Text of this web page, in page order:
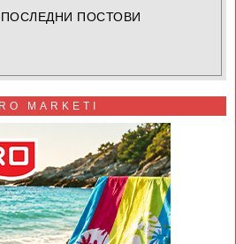
ПОСЛЕДНИ ПОСТОВИ
MARKETI